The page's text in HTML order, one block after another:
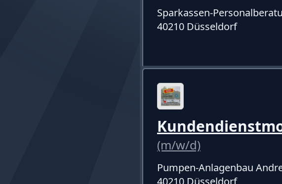
Sparkassen-
40210 Düsseldorf
(m/w/d)
Pumpen-Anlagenbau